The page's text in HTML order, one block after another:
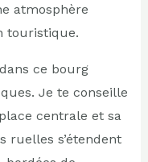
atmosphère
touristique.
ce bourg
Je te conseille
centrale et sa
ruelles s’étendent